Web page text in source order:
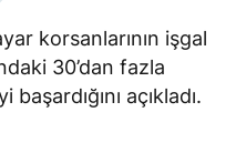
korsanlarının işgal
30’dan fazla
açıkladı.